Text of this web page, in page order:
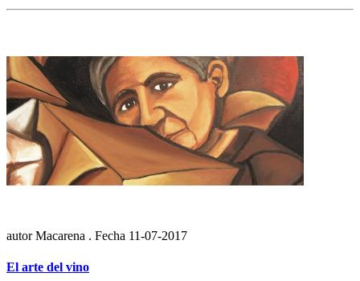
autorMacarena . Fecha 11-07-2017
El arte del vino